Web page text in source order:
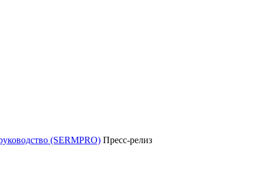
(SERMPRO) Пресс-релиз